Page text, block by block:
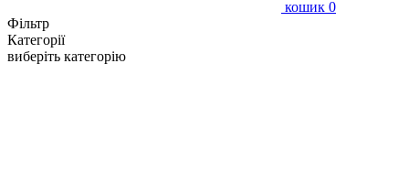
кошик 0
Фільтр
Категорії
виберіть категорію